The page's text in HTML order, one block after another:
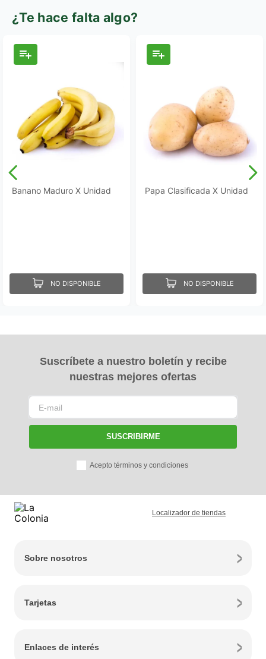
¿Te hace falta algo?
Banano Maduro X Unidad
NO DISPONIBLE
Papa Clasificada X Unidad
NO DISPONIBLE
Suscríbete a nuestro boletín y recibe
nuestras mejores ofertas
SUSCRIBIRME
Acepto términos y condiciones
Localizador de tiendas
Sobre nosotros
Tarjetas
Enlaces de interés